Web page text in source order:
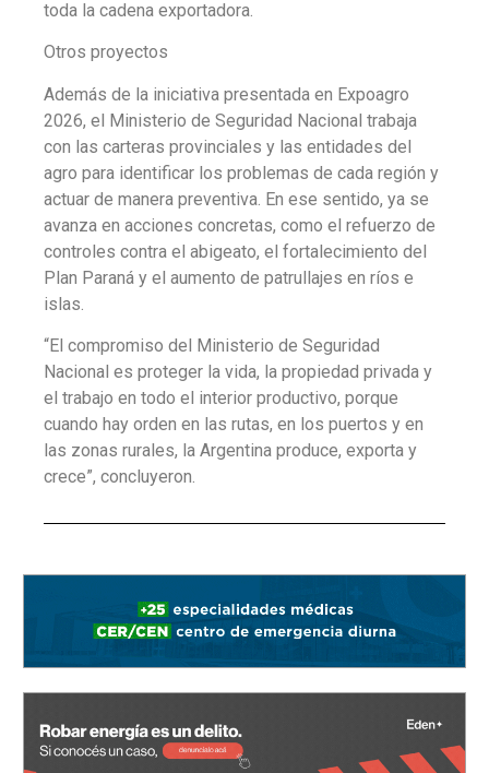
toda la cadena exportadora.
Otros proyectos
Además de la iniciativa presentada en Expoagro
2026, el Ministerio de Seguridad Nacional trabaja
con las carteras provinciales y las entidades del
agro para identificar los problemas de cada región y
actuar de manera preventiva. En ese sentido, ya se
avanza en acciones concretas, como el refuerzo de
controles contra el abigeato, el fortalecimiento del
Plan Paraná y el aumento de patrullajes en ríos e
islas.
“El compromiso del Ministerio de Seguridad
Nacional es proteger la vida, la propiedad privada y
el trabajo en todo el interior productivo, porque
cuando hay orden en las rutas, en los puertos y en
las zonas rurales, la Argentina produce, exporta y
crece”, concluyeron.